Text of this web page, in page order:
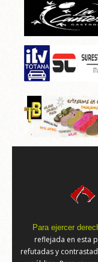
Para ejercer
reflejada en esta
refutadas y